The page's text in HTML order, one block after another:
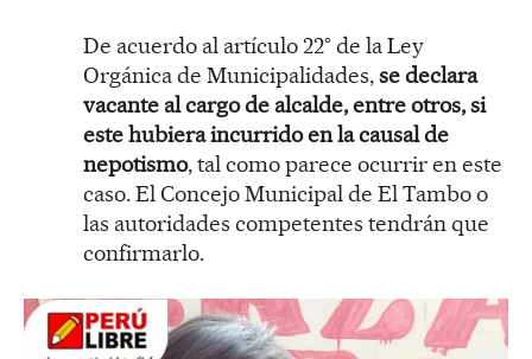
De acuerdo al artículo 22° de la Ley
Orgánica de Municipalidades,se declara
vacante al cargo de alcalde, entre otros, si
este hubiera incurrido en la causal de
nepotismo, tal como parece ocurrir en este
caso. El Concejo Municipal de El Tambo o
las autoridades competentes tendrán que
confirmarlo.